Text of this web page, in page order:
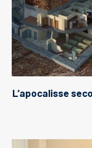
L’apocalisse